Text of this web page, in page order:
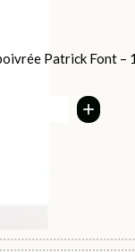
Patrick Font –